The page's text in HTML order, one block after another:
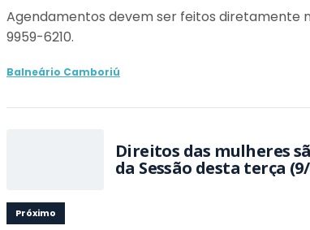
Agendamentos devem ser feitos diretamente
9959-6210.
Balneário Camboriú
Direitos das mulheres
da Sessão desta terça
Próximo